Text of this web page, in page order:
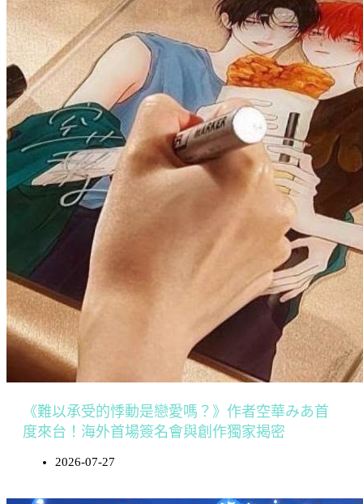
《難以承受的悸動是戀愛嗎？》作者空華みあ首
度來台！海外首場簽名會與創作獨家揭密
2026-07-27